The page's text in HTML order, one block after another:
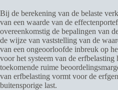
Bij de berekening van de belaste
van een waarde van de
overeenkomstig de bepalingen van
de wijze van vaststelling van de
van een ongeoorloofde inbreuk op
voor het systeem van de erfbelasting
toekomende ruime
van erfbelasting vormt voor de
buitensporige last.